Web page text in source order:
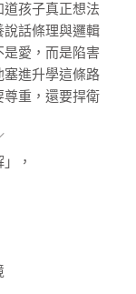
道孩子真正想法
說話條理與邏輯
是愛，而是陷害
塞進升學這條路
尊重，還要捍衛
，